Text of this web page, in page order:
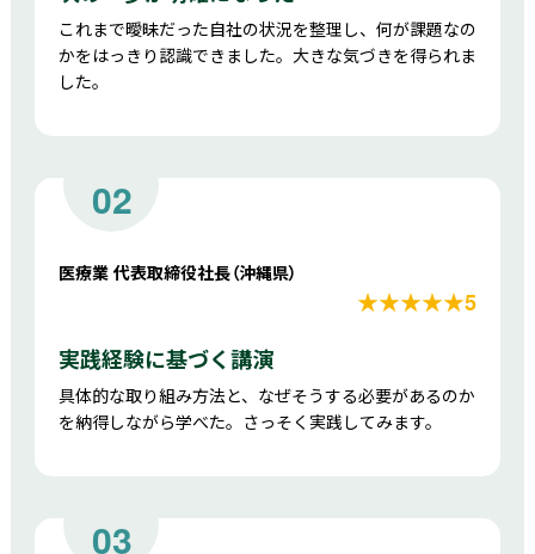
これまで曖昧だった自社の状況を整理し、何が課題なの
かをはっきり認識できました。大きな気づきを得られま
した。
02
医療業 代表取締役社長（沖縄県）
★★★★★5
実践経験に基づく講演
具体的な取り組み方法と、なぜそうする必要があるのか
を納得しながら学べた。さっそく実践してみます。
03